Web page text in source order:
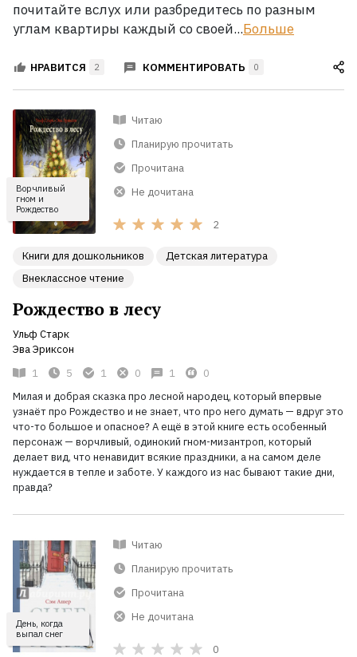
Книги
Экранизации
Коллекции
почитайте вслух или разбредитесь по разным
углам квартиры каждый со своей...Больше
НРАВИТСЯ 2 КОММЕНТИРОВАТЬ 0
Ворчливый
гном и
Рождество
Читаю
Планирую прочитать
Прочитана
Не дочитана
2
Книги для дошкольников
Детская литература
Внеклассное чтение
Рождество в лесу
Ульф Старк
Эва Эриксон
1
5 1 0 1
0
Милая и добрая сказка про лесной народец, который впервые
узнаёт про Рождество и не знает, что про него думать — вдруг это
что-то большое и опасное? А ещё в этой книге есть особенный
персонаж — ворчливый, одинокий гном-мизантроп, который
делает вид, что ненавидит всякие праздники, а на самом деле
нуждается в тепле и заботе. У каждого из нас бывают такие дни,
правда?
День, когда
выпал снег
Читаю
Планирую прочитать
Прочитана
Не дочитана
0